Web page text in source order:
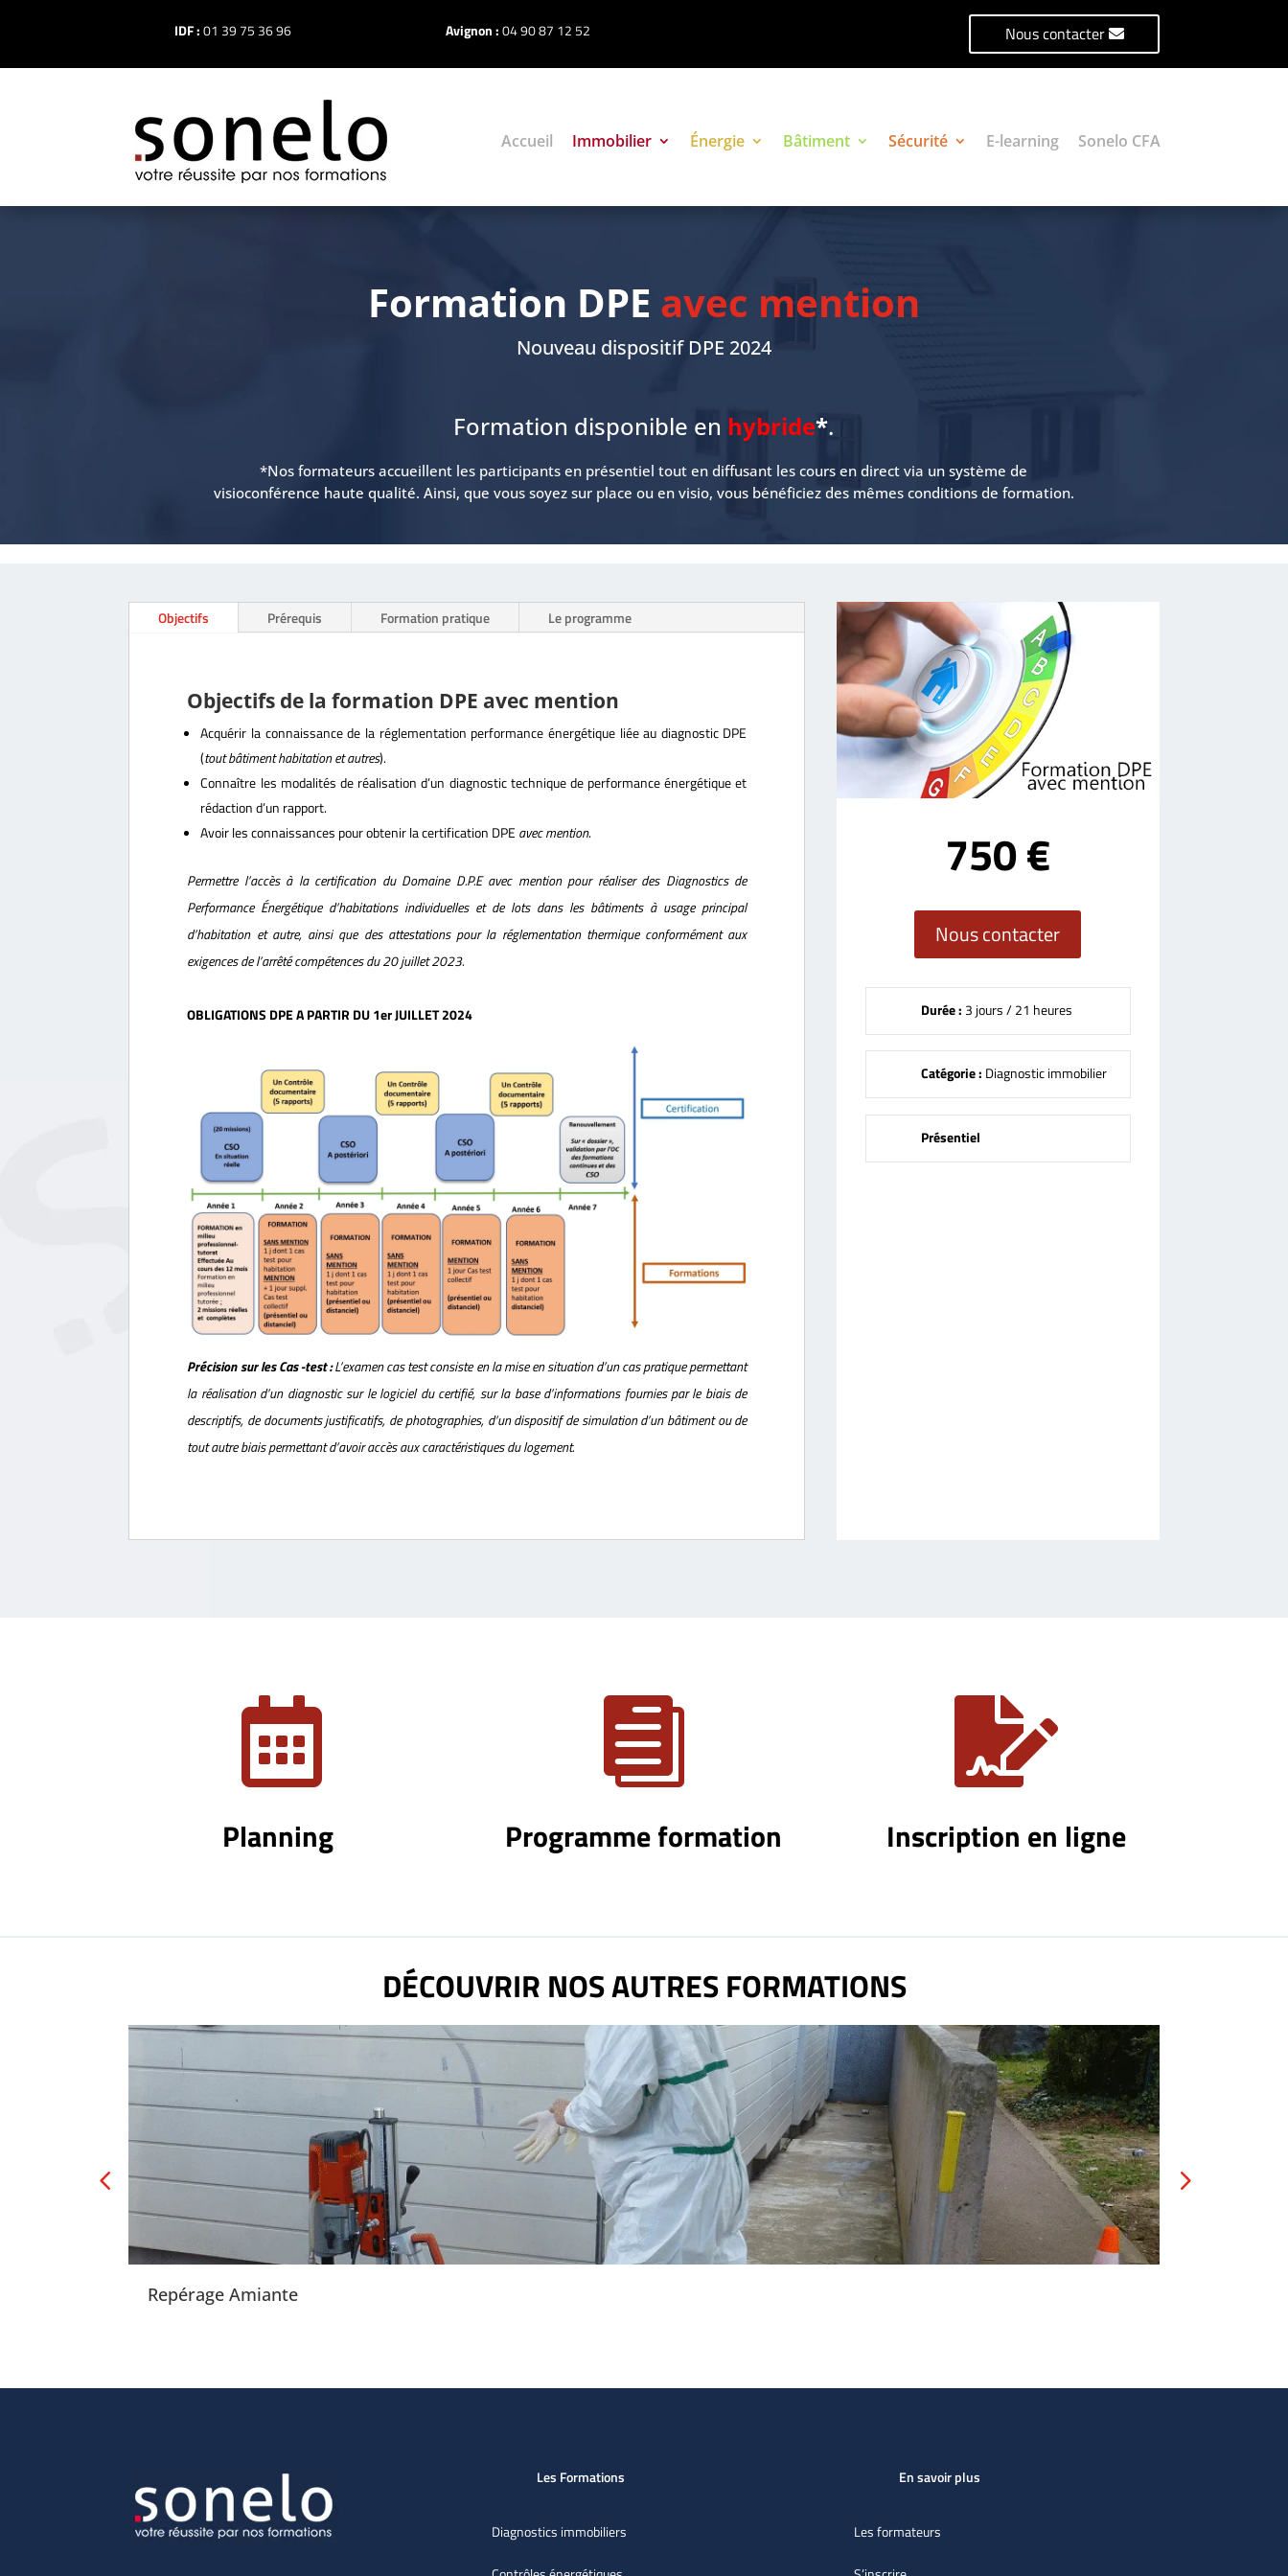
IDF :01 39 75 36 96 Avignon :04 90 87 12 52 Nous contacter
Accueil Immobilier Énergie Bâtiment Sécurité E-learning Sonelo CFA
Formation DPE avec mention
Nouveau dispositif DPE 2024
Formation disponible en hybride*.
*Nos formateurs accueillent les participants en présentiel tout en diffusant les cours en direct via un système de
visioconférence haute qualité. Ainsi, que vous soyez sur place ou en visio, vous bénéficiez des mêmes conditions de formation.
Objectifs Prérequis Formation pratique Le programme
Objectifs de la formation DPE avec mention
Acquérir la connaissance de la réglementation performance énergétique liée au diagnostic DPE
(tout bâtiment habitation et autres).
Connaître les modalités de réalisation d’un diagnostic technique de performance énergétique et
rédaction d’un rapport.
Avoir les connaissances pour obtenir la certification DPE avec mention.
Permettre l’accès à la certification du Domaine D.P.E avec mention pour réaliser des Diagnostics de
Performance Énergétique d’habitations individuelles et de lots dans les bâtiments à usage principal
d’habitation et autre, ainsi que des attestations pour la réglementation thermique conformément aux
exigences de l’arrêté compétences du 20 juillet 2023.
OBLIGATIONS DPE A PARTIR DU 1er JUILLET 2024
Précision sur les Cas -test :L’examen cas test consiste en la mise en situation d’un cas pratique permettant
la réalisation d’un diagnostic sur le logiciel du certifié, sur la base d’informations fournies par le biais de
descriptifs, de documents justificatifs, de photographies, d’un dispositif de simulation d’un bâtiment ou de
tout autre biais permettant d’avoir accès aux caractéristiques du logement.
750 €
Nous contacter
Durée : 3 jours / 21 heures
Catégorie : Diagnostic immobilier
Présentiel

Planning

Programme formation

Inscription en ligne
DÉCOUVRIR NOS AUTRES FORMATIONS
Repérage Amiante
Les Formations
Diagnostics immobiliers
En savoir plus
Les formateurs